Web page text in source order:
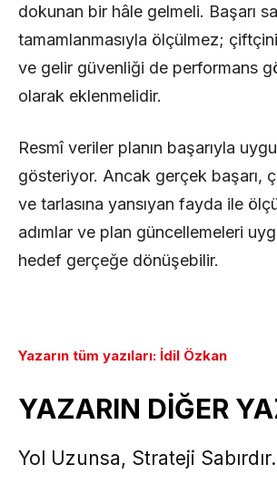
dokunan bir hâle gelmeli. Başarı
tamamlanmasıyla ölçülmez;
ve gelir güvenliği de performans
olarak eklenmelidir.
Resmî veriler planın başarıyla
gösteriyor. Ancak gerçek başarı,
ve tarlasına yansıyan fayda ile
adımlar ve plan güncellemeleri
hedef gerçeğe dönüşebilir.
Yazarın tüm yazıları: İdil Özkan
YAZARIN DİĞER
Yol Uzunsa, Strateji